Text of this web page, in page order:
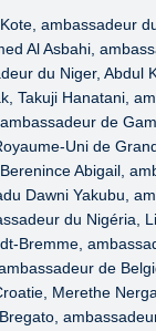
ambassadeur
Al Asbahi,
du Niger, Abdul
Takuji Hanatani,
de
Uni de
Abigail,
Dawni Yakubu,
du Nigéria,
Bremme,
de
Merethe